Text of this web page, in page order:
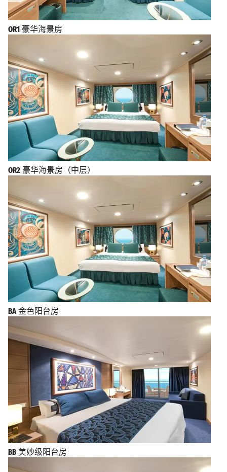
OR1 豪华海景房
OR2 豪华海景房（中层）
BA 金色阳台房
BB 美妙级阳台房